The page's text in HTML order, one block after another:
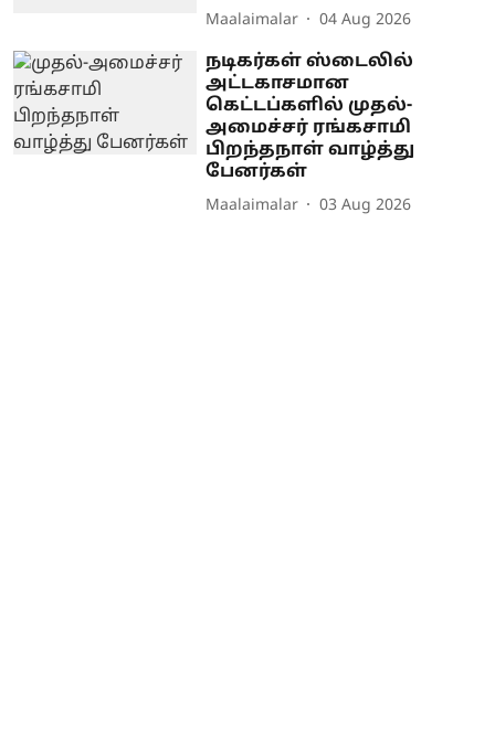
Maalaimalar 04 Aug 2026
நடிகர்கள் ஸ்டைலில்
அட்டகாசமான
கெட்டப்களில் முதல்-
அமைச்சர் ரங்கசாமி
பிறந்தநாள் வாழ்த்து
பேனர்கள்
Maalaimalar 03 Aug 2026